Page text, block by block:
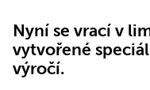
Nyní se vrací v
vytvořené
výročí.